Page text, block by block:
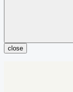
close